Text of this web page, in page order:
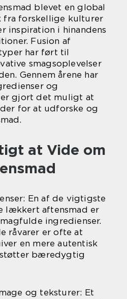
blevet en global
fra forskellige kulturer
inspiration i hinandens
Fusion af
har ført til
smagsoplevelser
Gennem årene har
og
gjort det muligt at
for at udforske og
at Vide om
En af de vigtigste
lækkert aftensmad er
ingredienser.
råvarer er ofte at
en mere autentisk
støtter bæredygtig
og teksturer: Et